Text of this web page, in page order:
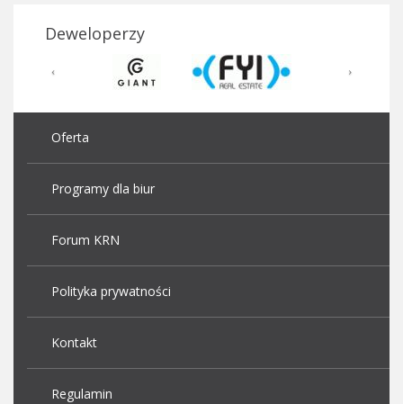
Deweloperzy
Oferta
Programy dla biur
Forum KRN
Polityka prywatności
Kontakt
Regulamin